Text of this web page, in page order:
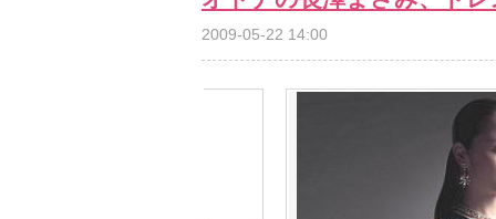
2009-05-22 14:00